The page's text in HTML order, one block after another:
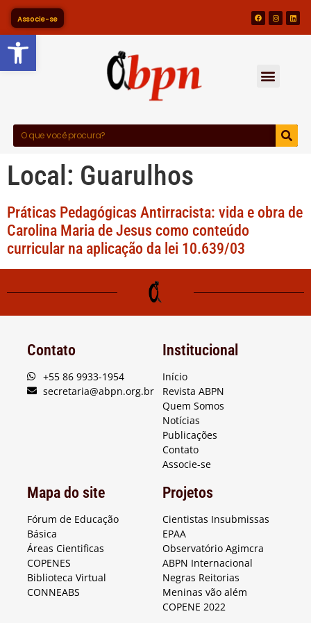
Barra de Ferramentas
Associe-se
Local: Guarulhos
Práticas Pedagógicas Antirracista: vida e obra de
Carolina Maria de Jesus como conteúdo
curricular na aplicação da lei 10.639/03
Contato
+55 86 9933-1954
secretaria@abpn.org.br
Institucional
Início
Revista ABPN
Quem Somos
Notícias
Publicações
Contato
Associe-se
Mapa do site
Fórum de Educação
Básica
Áreas Cientificas
COPENES
Biblioteca Virtual
CONNEABS
Projetos
Cientistas Insubmissas
EPAA
Observatório Agimcra
ABPN Internacional
Negras Reitorias
Meninas vão além
COPENE 2022